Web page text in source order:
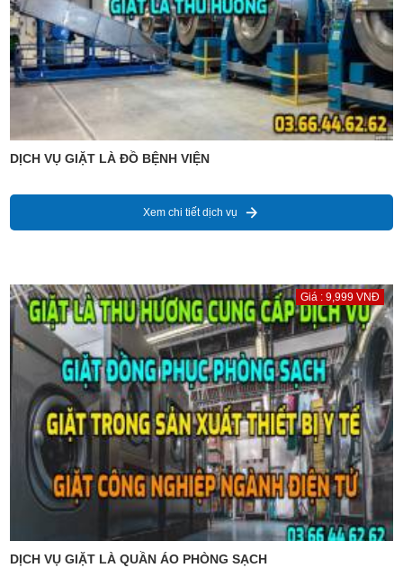
DỊCH VỤ GIẶT LÀ ĐỒ BỆNH VIỆN
Xem chi tiết dịch vụ
Giá : 9,999 VNĐ
DỊCH VỤ GIẶT LÀ QUẦN ÁO PHÒNG SẠCH